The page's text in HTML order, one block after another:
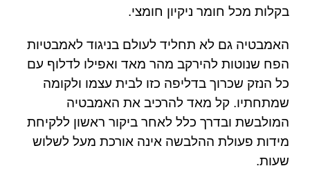
בקלות מכל חומר ניקיון חומצי.
האמבטיה גם לא תחליד לעולם בניגוד לאמבטיות
הפח שנוטות להירקב מהר מאד ואפילו לדלוף עם
כל הנזק שכרוך בדליפה כזו לבית עצמו ולקומה
שמתחתיו. קל מאד להרכיב את האמבטיה
המולבשת ובדרך כלל לאחר ביקור ראשון ללקיחת
מידות פעולת ההלבשה אינה אורכת מעל לשלוש
שעות.